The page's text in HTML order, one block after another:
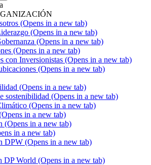
(Opens in a new tab)
(Opens in a new tab)
(Opens in a new tab)
(Opens in a new tab)
con Inversionistas (Opens in a new tab)
(Opens in a new tab)
(Opens in a new tab)
sostenibilidad (Opens in a new tab)
(Opens in a new tab)
in a new tab)
(Opens in a new tab)
in a new tab)
DPW (Opens in a new tab)
DP World (Opens in a new tab)